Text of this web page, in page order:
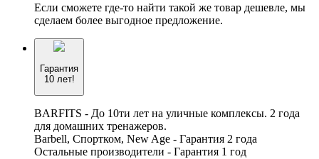
Если сможете где-то найти такой же товар дешевле, мы
сделаем более выгодное предложение.
Гарантия
10 лет!
BARFITS - До 10ти лет на уличные комплексы. 2 года
для домашних тренажеров.
Barbell, Спортком, New Age - Гарантия 2 года
Остальные производители - Гарантия 1 год